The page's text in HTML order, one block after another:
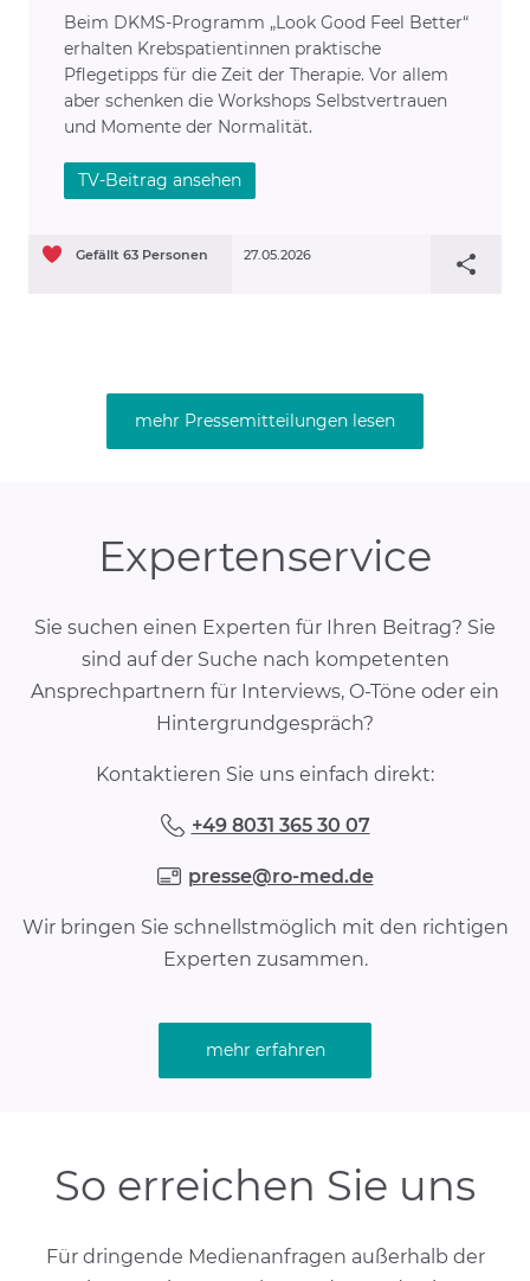
Beim DKMS-Programm „Look Good Feel Better“
erhalten Krebspatientinnen praktische
Pflegetipps für die Zeit der Therapie. Vor allem
aber schenken die Workshops Selbstvertrauen
und Momente der Normalität.
TV-Beitrag ansehen
27.05.2026
Gefällt 63 Personen
mehr Pressemitteilungen lesen
Expertenservice
Sie suchen einen Experten für Ihren Beitrag? Sie
sind auf der Suche nach kompetenten
Ansprechpartnern für Interviews, O-Töne oder ein
Hintergrundgespräch?
Kontaktieren Sie uns einfach direkt:
+49 8031 365 30 07
presse@ro-med.de
Wir bringen Sie schnellstmöglich mit den richtigen
Experten zusammen.
mehr erfahren
So erreichen Sie uns
Für dringende Medienanfragen außerhalb der